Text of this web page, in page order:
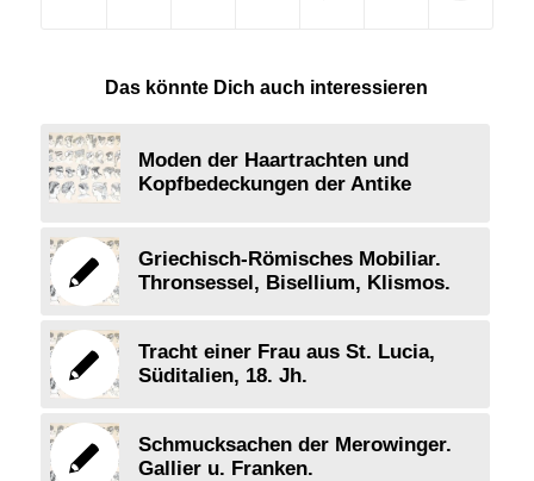
Das könnte Dich auch interessieren
Moden der Haartrachten und
Kopfbedeckungen der Antike
Griechisch-Römisches Mobiliar.
Thronsessel, Bisellium, Klismos.
Tracht einer Frau aus St. Lucia,
Süditalien, 18. Jh.
Schmucksachen der Merowinger.
Gallier u. Franken.